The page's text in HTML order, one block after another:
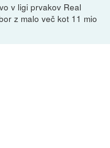
v ligi prvakov Real
z malo več kot 11 mio